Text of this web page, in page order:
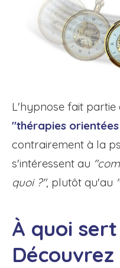
L'hypnose fait partie
"thérapies
contrairement à la
s'intéressent au
quoi ?", plutôt qu'au
À quoi